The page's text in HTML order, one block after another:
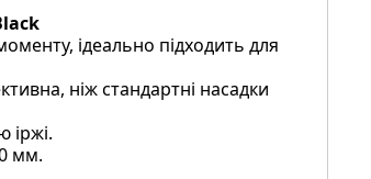
ідеально підходить для
ніж стандартні насадки
іржі.
мм.